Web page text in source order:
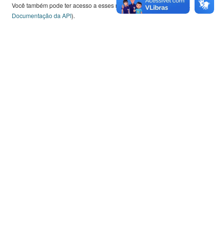
Você também pode ter acesso a esses registros usando aAPI(veja
Documentação da API).